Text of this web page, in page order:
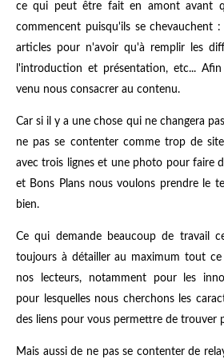
ce qui peut être fait en amont avant
commencent puisqu'ils se chevauchent
articles pour n'avoir qu'à remplir les
l'introduction et présentation, etc...
venu nous consacrer au contenu.
Car si il y a une chose qui ne changera
ne pas se contenter comme trop de
avec trois lignes et une photo pour faire
et Bons Plans nous voulons prendre le
bien.
Ce qui demande beaucoup de travail
toujours à détailler au maximum tout
nos lecteurs, notamment pour les
pour lesquelles nous cherchons les
des liens pour vous permettre de trouver
Mais aussi de ne pas se contenter de